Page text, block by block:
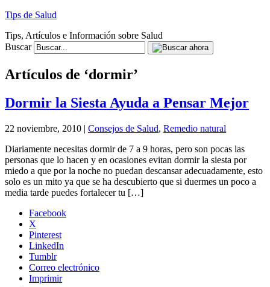
Tips de Salud
Tips, Artículos e Información sobre Salud
Buscar
Artículos de ‘dormir’
Dormir la Siesta Ayuda a Pensar Mejor
22 noviembre, 2010 | Consejos de Salud, Remedio natural
Diariamente necesitas dormir de 7 a 9 horas, pero son pocas las
personas que lo hacen y en ocasiones evitan dormir la siesta por
miedo a que por la noche no puedan descansar adecuadamente, esto
solo es un mito ya que se ha descubierto que si duermes un poco a
media tarde puedes fortalecer tu […]
Facebook
X
Pinterest
LinkedIn
Tumblr
Correo electrónico
Imprimir